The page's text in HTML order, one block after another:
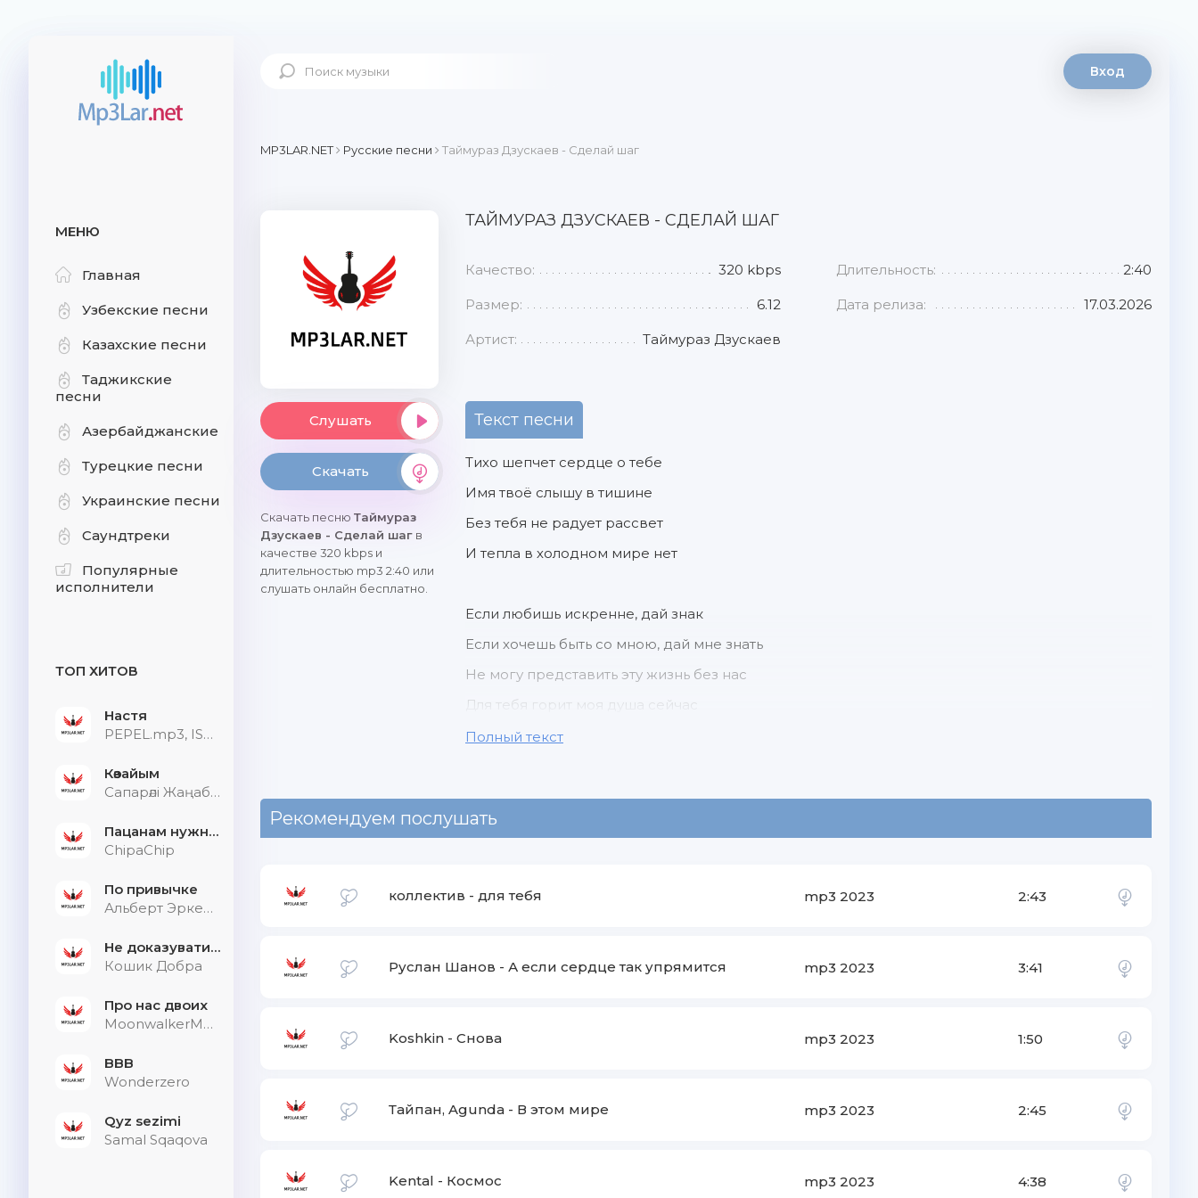
МЕНЮ
Главная
Узбекские песни
Казахские песни
Таджикские
песни
Азербайджанские
Турецкие песни
Украинские песни
Саундтреки
Популярные
исполнители
ТОП ХИТОВ
Настя
PEPEL.mp3, ISVNBITOV, Alfredovich
Көзайым
Сапарәлі Жаңабек
Пацанам нужна дыхалка
ChipaChip
По привычке
Альберт Эркенов
Не доказувати тим, хто не слухає
Кошик Добра
Про нас двоих
MoonwalkerMusic
BBB
Wonderzero
Qyz sezimi
Samal Sqaqova
Вход
MP3LAR.NET Русские песни Таймураз Дзускаев - Сделай шаг
Слушать
Скачать
Скачать песню Таймураз
Дзускаев - Сделай шаг в
качестве 320 kbps и
длительностью mp3 2:40 или
слушать онлайн бесплатно.
ТАЙМУРАЗ ДЗУСКАЕВ - СДЕЛАЙ ШАГ
Качество: 320 kbps Длительность: 2:40
Размер: 6.12 Дата релиза: 17.03.2026
Артист: Таймураз Дзускаев
Текст песни
Тихо шепчет сердце о тебе
Имя твоё слышу в тишине
Без тебя не радует рассвет
И тепла в холодном мире нет
Если любишь искренне, дай знак
Если хочешь быть со мною, дай мне знать
Не могу представить эту жизнь без нас
Для тебя горит моя душа сейчас
Полный текст
Рекомендуем послушать
коллектив - для тебя mp3 2023 2:43
Руслан Шанов - А если сердце так упрямится mp3 2023 3:41
Koshkin - Снова mp3 2023 1:50
Тайпан, Agunda - В этом мире mp3 2023 2:45
Kental - Космос mp3 2023 4:38